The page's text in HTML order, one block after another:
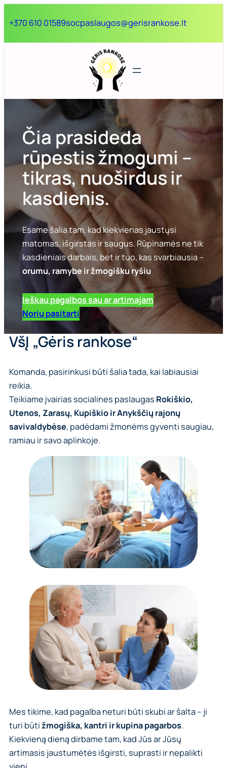
prie
+370 610 01589socpaslaugos@gerisrankose.lt
Čia prasideda
rūpestis žmogumi –
tikras, nuoširdus ir
kasdienis.
Esame šalia tam, kad kiekvienas jaustųsi
matomas, išgirstas ir saugus. Rūpinamės ne tik
kasdieniais darbais, bet ir tuo, kas svarbiausia –
orumu, ramybe ir žmogišku ryšiu
Ieškau pagalbos sau ar artimajam
Noriu pasitarti
VšĮ „Gėris rankose“
Komanda, pasirinkusi būti šalia tada, kai labiausiai
reikia.
Teikiame įvairias socialines paslaugas Rokiškio,
Utenos, Zarasų, Kupiškio ir Anykščių rajonų
savivaldybėse, padėdami žmonėms gyventi saugiau,
ramiau ir savo aplinkoje.
Mes tikime, kad pagalba neturi būti skubi ar šalta – ji
turi būtižmogiška, kantri ir kupina pagarbos.
Kiekvieną dieną dirbame tam, kad Jūs ar Jūsų
artimasis jaustumėtės išgirsti, suprasti ir nepalikti